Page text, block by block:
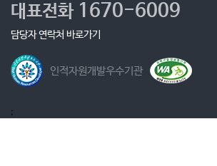
대표전화1670-6009
담당자 연락처 바로가기
인적자원개발우수기관
;